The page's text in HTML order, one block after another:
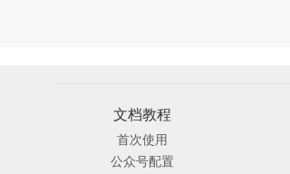
文档教程
首次使用
公众号配置